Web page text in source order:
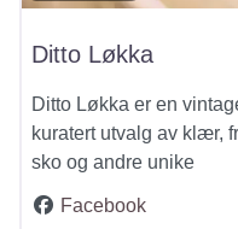
Ditto Løkka
Ditto Løkka er en
kuratert utvalg av klær,
sko og andre unike
Facebook